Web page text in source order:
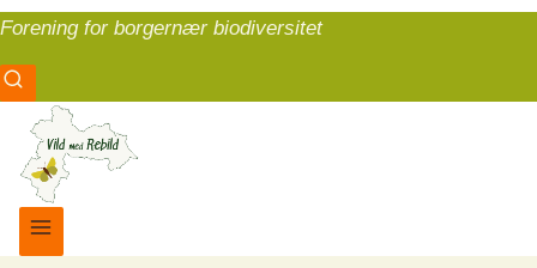
Forening for borgernær biodiversitet